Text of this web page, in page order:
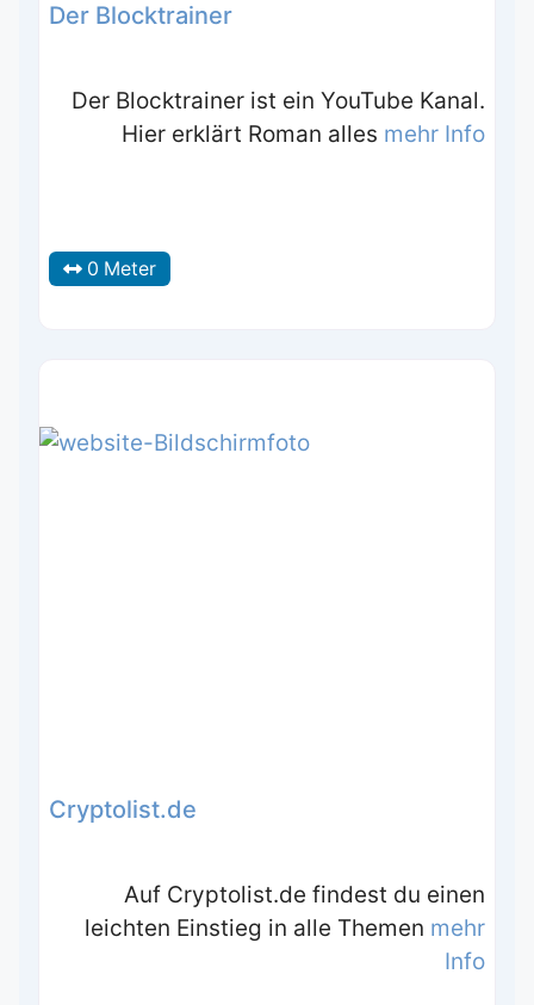
Der Blocktrainer
Der Blocktrainer ist ein YouTube Kanal.
Hier erklärt Roman alles mehr Info
0 Meter
Cryptolist.de
Auf Cryptolist.de findest du einen
leichten Einstieg in alle Themen mehr
Info